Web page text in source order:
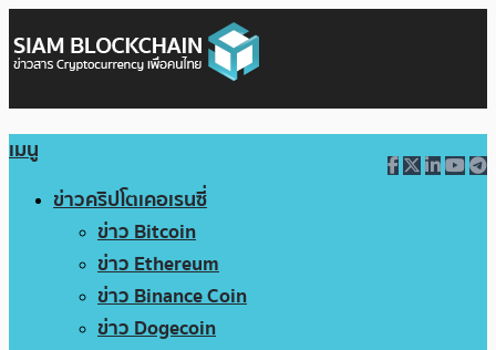
เมนู
ข่าวคริปโตเคอเรนซี่
ข่าว Bitcoin
ข่าว Ethereum
ข่าว Binance Coin
ข่าว Dogecoin